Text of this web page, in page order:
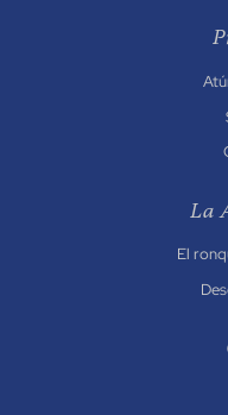
La
El